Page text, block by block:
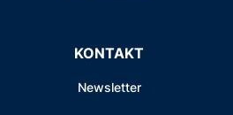
KONTAKT
Newsletter